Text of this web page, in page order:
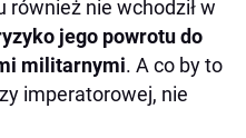
również nie wchodził w
jego powrotu do
militarnymi. A co by to
imperatorowej, nie